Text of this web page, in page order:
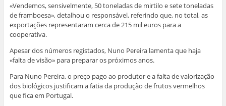
«Vendemos, sensivelmente, 50 toneladas de mirtilo e sete toneladas
de framboesa», detalhou o responsável, referindo que, no total, as
exportações representaram cerca de 215 mil euros para a
cooperativa.
Apesar dos números registados, Nuno Pereira lamenta que haja
«falta de visão» para preparar os próximos anos.
Para Nuno Pereira, o preço pago ao produtor e a falta de valorização
dos biológicos justificam a fatia da produção de frutos vermelhos
que fica em Portugal.